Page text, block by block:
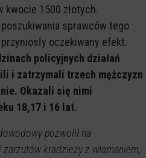
kwocie 1500 złotych.
sprawców tego
oczekiwany efekt.
policyjnych działań
i zatrzymali trzech mężczyzn
Okazali się nimi
18,17 i 16 lat.
pozwolił na
kradzieży z włamaniem,